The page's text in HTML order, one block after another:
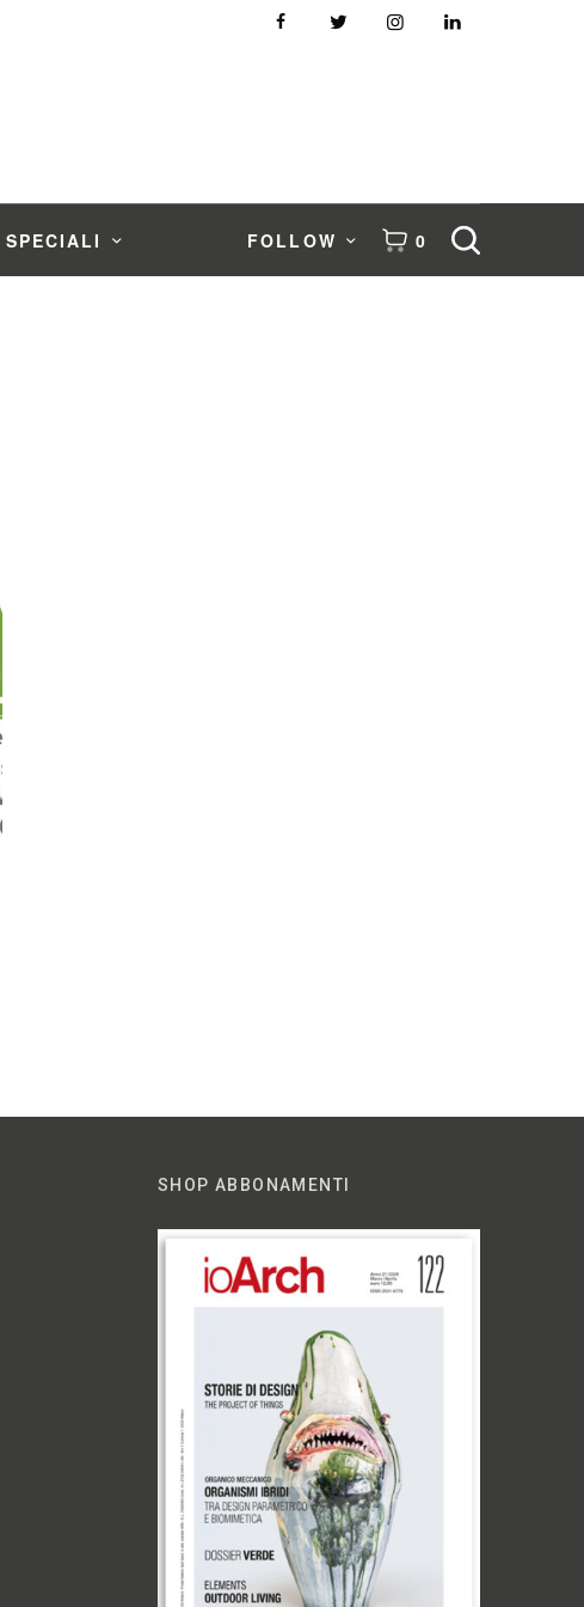
SPECIALI FOLLOW 0
SHOP ABBONAMENTI